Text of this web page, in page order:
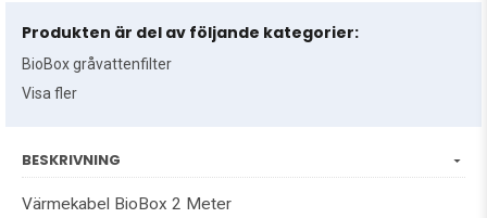
Produkten är del av följande kategorier:
BioBox gråvattenfilter
Visa fler
BESKRIVNING
Värmekabel BioBox 2 Meter